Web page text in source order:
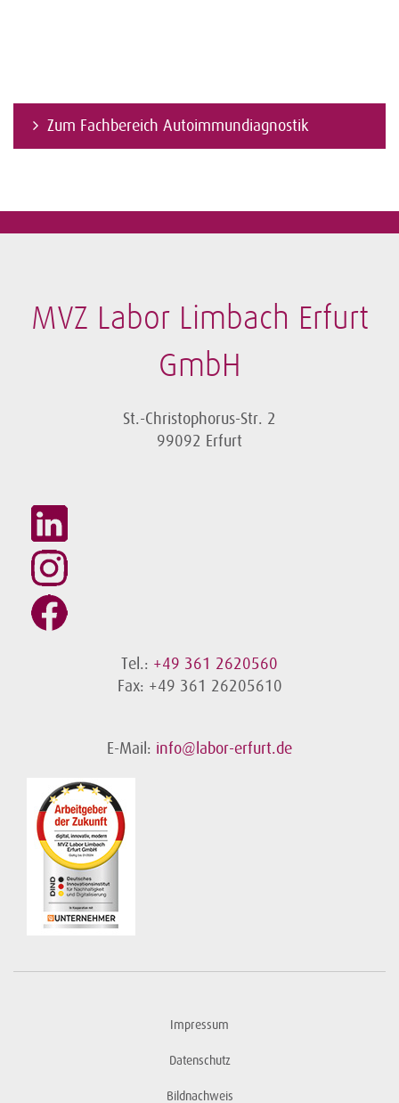
Zum Fachbereich Autoimmundiagnostik
MVZ Labor Limbach Erfurt
GmbH
St.-Christophorus-Str. 2
99092 Erfurt
Tel.: +49 361 2620560
Fax: +49 361 26205610
E-Mail: info@labor-erfurt.de
Impressum
Datenschutz
Bildnachweis